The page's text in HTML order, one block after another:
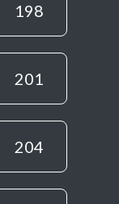
198
201
204